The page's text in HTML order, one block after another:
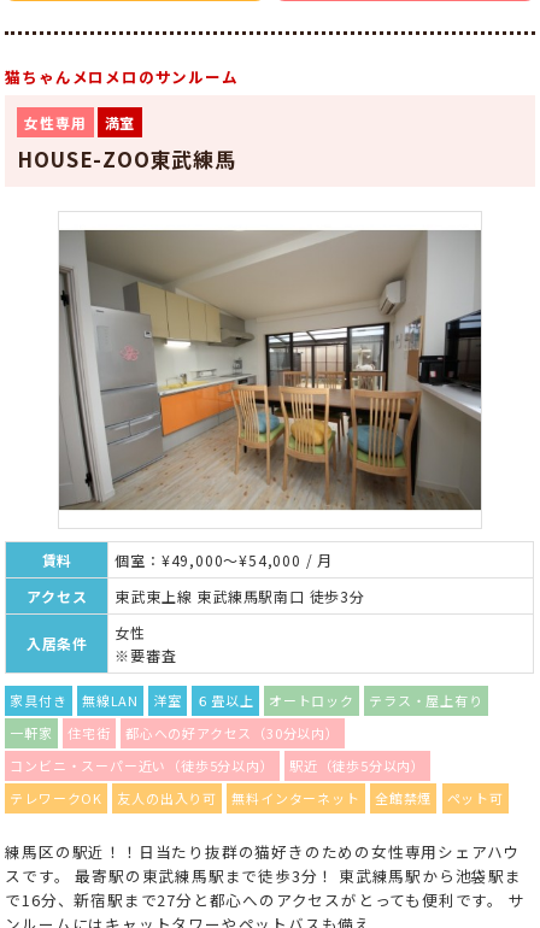
猫ちゃんメロメロのサンルーム
女性専用 満室
HOUSE-ZOO東武練馬
賃料
個室：¥49,000～¥54,000 / 月
アクセス
東武東上線 東武練馬駅南口 徒歩3分
入居条件
女性
※要審査
家具付き 無線LAN 洋室 ６畳以上 オートロック
テラス・屋上有り
一軒家
住宅街
都心への好アクセス（30分以内）
コンビニ・スーパー近い（徒歩5分以内）
駅近（徒歩5分以内）
テレワークOK
友人の出入り可 無料インターネット 全館禁煙 ペット可
練馬区の駅近！！日当たり抜群の猫好きのための女性専用シェアハウ
スです。 最寄駅の東武練馬駅まで徒歩3分！ 東武練馬駅から池袋駅ま
で16分、新宿駅まで27分と都心へのアクセスがとっても便利です。 サ